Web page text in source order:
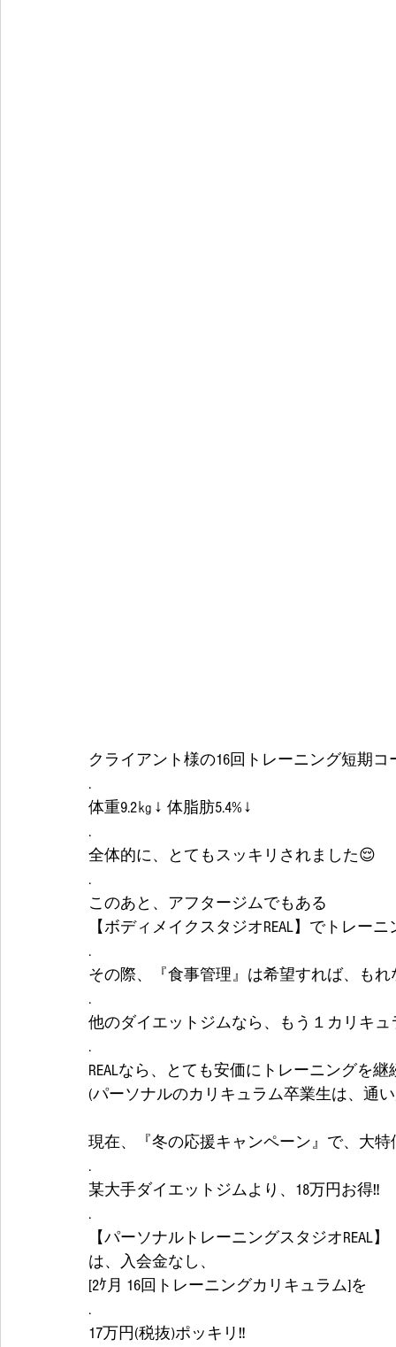
クライアント様の16回トレーニング短期
.
体重9.2㎏↓ 体脂肪5.4%↓
.
全体的に、とてもスッキリされました😌
.
このあと、アフタージムでもある
【ボディメイクスタジオREAL】でトレーニ
.
その際、『食事管理』は希望すれば、も
.
他のダイエットジムなら、もう１カリキュ
.
REALなら、とても安価にトレーニングを
(パーソナルのカリキュラム卒業生は、通い
現在、『冬の応援キャンペーン』で、大特
.
某大手ダイエットジムより、18万円お得‼️
.
【パーソナルトレーニングスタジオREAL】
は、入会金なし、
[2ｹ月 16回トレーニングカリキュラム]を
.
17万円(税抜)ポッキリ‼